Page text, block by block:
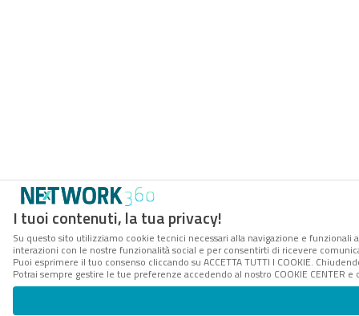
I tuoi contenuti, la tua privacy!
Su questo sito utilizziamo cookie tecnici necessari alla navigazione e
interazioni con le nostre funzionalità social e per consentirti di ricevere
Puoi esprimere il tuo consenso cliccando su ACCETTA TUTTI I COOKIE.
Potrai sempre gestire le tue preferenze accedendo al nostro COOKIE